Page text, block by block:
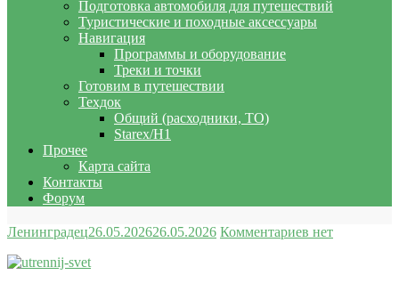
Подготовка автомобиля для путешествий
Туристические и походные аксессуары
Навигация
Программы и оборудование
Треки и точки
Готовим в путешествии
Техдок
Общий (расходники, ТО)
Starex/H1
Прочее
Карта сайта
Контакты
Форум
Ленинградец26.05.202626.05.2026 Комментариев нет